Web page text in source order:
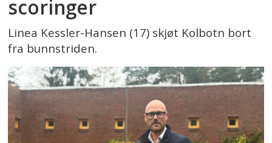
scoringer
Linea Kessler-Hansen (17) skjøt Kolbotn bort
fra bunnstriden.